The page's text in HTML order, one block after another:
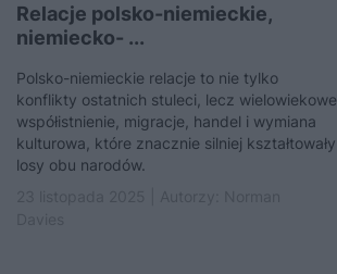
Relacje polsko-niemieckie,
niemiecko- ...
Polsko-niemieckie relacje to nie tylko
konflikty ostatnich stuleci, lecz wielowiekowe
współistnienie, migracje, handel i wymiana
kulturowa, które znacznie silniej kształtowały
losy obu narodów.